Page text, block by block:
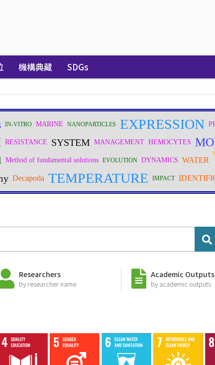
機構典藏 SDGs
Researchers
by researcher name
Academic Outputs
by academic outputs